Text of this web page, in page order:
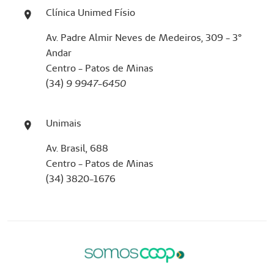
Clínica Unimed Físio
Av. Padre Almir Neves de Medeiros, 309 - 3°
Andar
Centro - Patos de Minas
(34) 9 9947-6450
Unimais
Av. Brasil, 688
Centro - Patos de Minas
(34) 3820-1676